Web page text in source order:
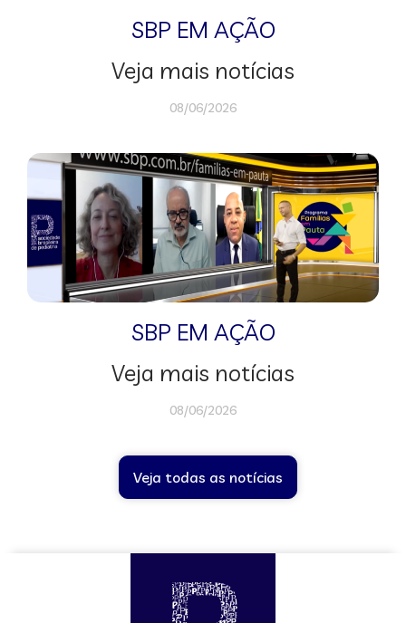
SBP EM AÇÃO
Veja mais notícias
08/06/2026
SBP EM AÇÃO
Veja mais notícias
08/06/2026
Veja todas as notícias